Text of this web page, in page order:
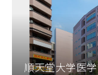
順天堂大学医